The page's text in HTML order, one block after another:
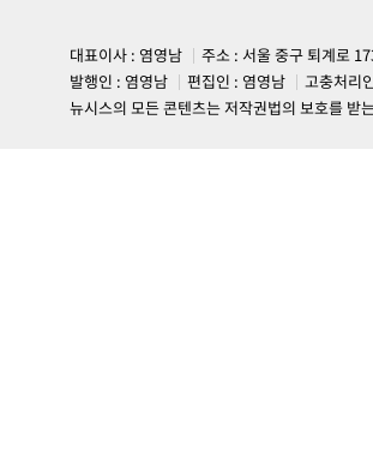
대표이사 : 염영남
주소 : 서울 중구 퇴계로
발행인 : 염영남
편집인 : 염영남
고충처리
뉴시스의 모든 콘텐츠는 저작권법의 보호를